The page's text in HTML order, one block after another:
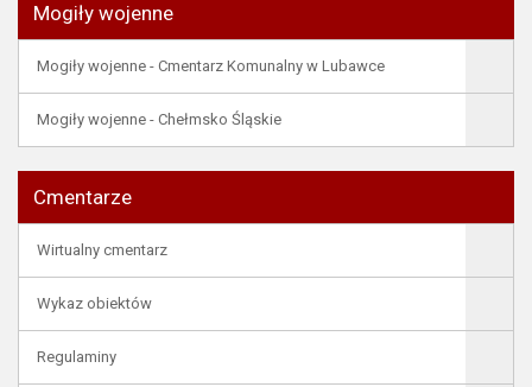
Mogiły wojenne
Mogiły wojenne - Cmentarz Komunalny w Lubawce
Mogiły wojenne - Chełmsko Śląskie
Cmentarze
Wirtualny cmentarz
Wykaz obiektów
Regulaminy